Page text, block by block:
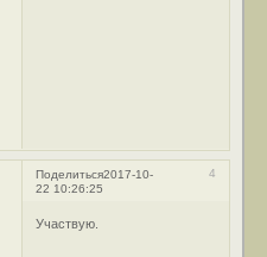
Поделиться 4
2017-10-
22 10:26:25
Участвую.